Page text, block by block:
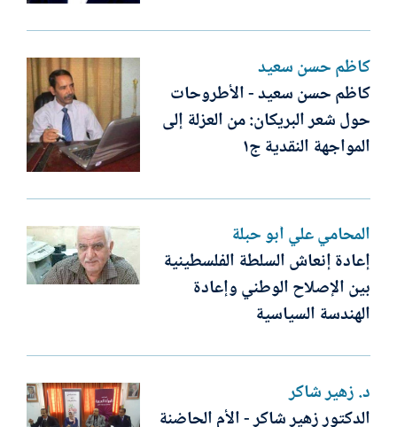
كاظم حسن سعيد
كاظم حسن سعيد - الأطروحات
حول شعر البريكان: من العزلة إلى
المواجهة النقدية ج١
المحامي علي أبو حبلة
إعادة إنعاش السلطة الفلسطينية
بين الإصلاح الوطني وإعادة
الهندسة السياسية
د. زهير شاكر
الدكتور زهير شاكر - الأم الحاضنة